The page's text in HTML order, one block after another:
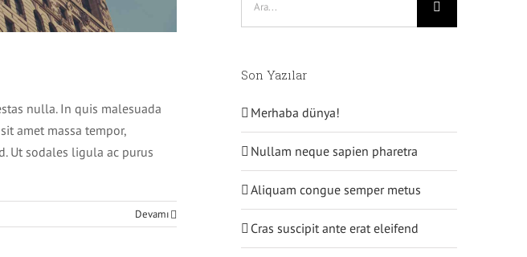
nulla. In quis malesuada
amet massa tempor,
Ut sodales ligula ac purus
Devamı
Son Yazılar
Merhaba dünya!
Nullam neque sapien pharetra
Aliquam congue semper metus
Cras suscipit ante erat eleifend